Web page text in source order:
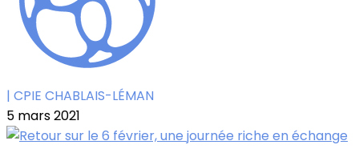
| CPIE CHABLAIS-LÉMAN
5 mars 2021